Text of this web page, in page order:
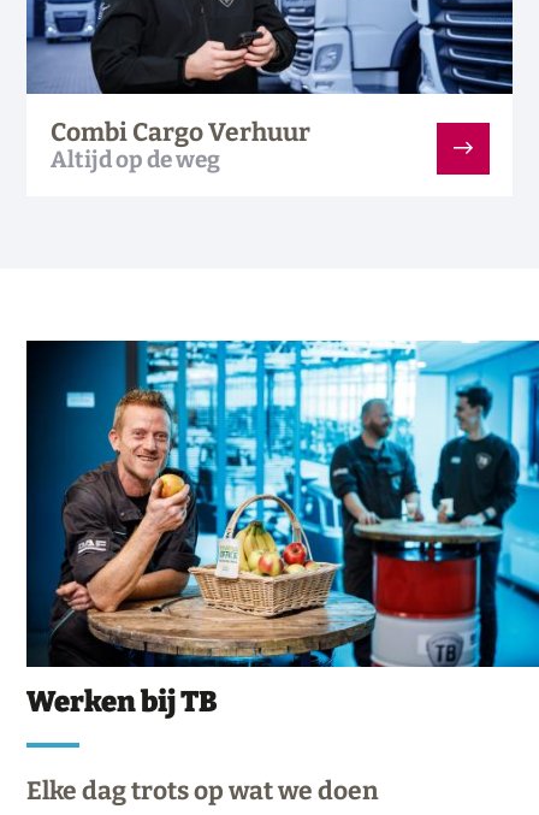
Combi Cargo Verhuur
Altijd op de weg
Werken bij TB
Elke dag trots op wat we doen